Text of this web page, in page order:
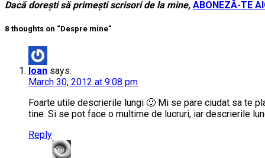
Dacă dorești să primești scrisori de la mine, ABONEZĂ-TE
8 thoughts on “Despre mine”
Ioan says:
March 30, 2012 at 9:08 pm
Foarte utile descrierile lungi 🙂 Mi se pare ciudat sa te
tine. Si se pot face o multime de lucruri, iar descrierile
Reply